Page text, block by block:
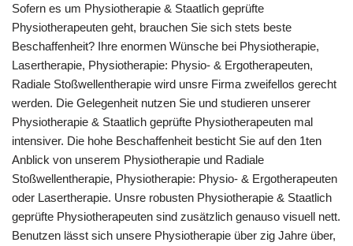
Sofern es um Physiotherapie & Staatlich geprüfte
Physiotherapeuten geht, brauchen Sie sich stets beste
Beschaffenheit? Ihre enormen Wünsche bei Physiotherapie,
Lasertherapie, Physiotherapie: Physio- & Ergotherapeuten,
Radiale Stoßwellentherapie wird unsre Firma zweifellos gerecht
werden. Die Gelegenheit nutzen Sie und studieren unserer
Physiotherapie & Staatlich geprüfte Physiotherapeuten mal
intensiver. Die hohe Beschaffenheit besticht Sie auf den 1ten
Anblick von unserem Physiotherapie und Radiale
Stoßwellentherapie, Physiotherapie: Physio- & Ergotherapeuten
oder Lasertherapie. Unsre robusten Physiotherapie & Staatlich
geprüfte Physiotherapeuten sind zusätzlich genauso visuell nett.
Benutzen lässt sich unsere Physiotherapie über zig Jahre über,